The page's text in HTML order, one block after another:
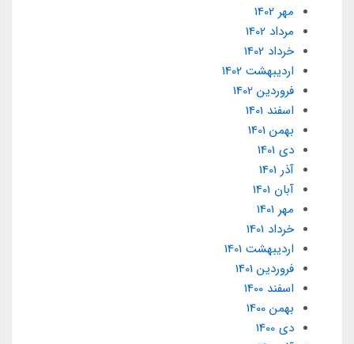
مهر 1402
مرداد 1402
خرداد 1402
ارديبهشت 1402
فروردین 1402
اسفند 1401
بهمن 1401
دی 1401
آذر 1401
آبان 1401
مهر 1401
خرداد 1401
ارديبهشت 1401
فروردین 1401
اسفند 1400
بهمن 1400
دی 1400